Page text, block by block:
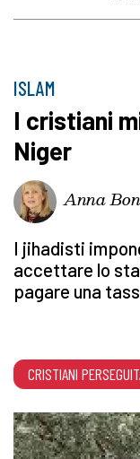
ISLAM
I cristiani
Niger
Anna
I jihadisti
accettare lo
pagare una
CRISTIANI